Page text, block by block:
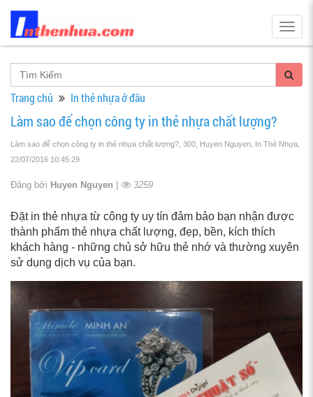
Trang chủ In thẻ nhựa ở đâu
Làm sao để chọn công ty in thẻ nhựa chất lượng?
Làm sao để chọn công ty in thẻ nhựa chất lượng?, 300, Huyen Nguyen, In Thẻ Nhựa
22/07/2016 10:45:29
Đăng bởi Huyen Nguyen | 3259
Đặt in thẻ nhựa từ công ty uy tín đảm bảo bạn nhận được
thành phẩm thẻ nhựa chất lượng, đẹp, bền, kích thích
khách hàng - những chủ sở hữu thẻ nhớ và thường xuyên
sử dụng dịch vụ của bạn.